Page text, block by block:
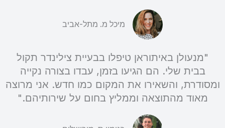
מיכל מ. מתל-אביב
"מנעולן באיתוראן טיפלו בבעיית צילינדר תקול
בבית שלי. הם הגיעו בזמן, עבדו בצורה נקייה
ומסודרת, והשאירו את המקום כמו חדש. אני מרוצה
מאוד מהתוצאה וממליץ בחום על שירותיהם."